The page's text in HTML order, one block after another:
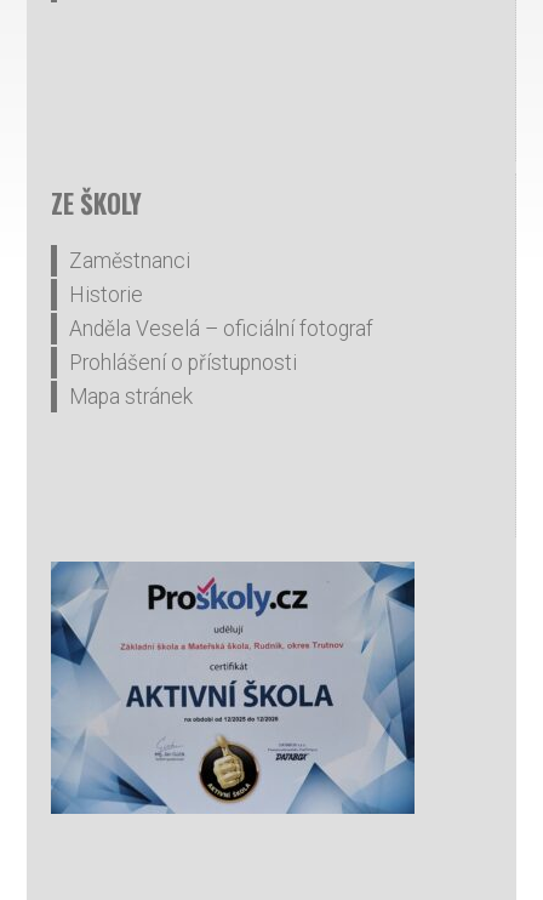
ZE ŠKOLY
Zaměstnanci
Historie
Anděla Veselá – oficiální fotograf
Prohlášení o přístupnosti
Mapa stránek